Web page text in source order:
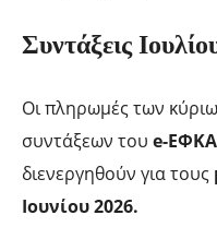
Συντάξεις
Οι πληρωμές των
συντάξεων του e-ΕΦΚΑ
διενεργηθούν για τους
Ιουνίου 2026.